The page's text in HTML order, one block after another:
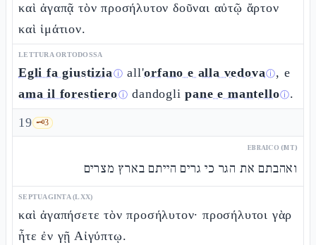
καὶ ἀγαπᾷ τὸν προσήλυτον δοῦναι αὐτῷ ἄρτον
καὶ ἱμάτιον.
LETTURA ORTODOSSA
Egli fa giustiziaⓘ all'orfano e alla vedovaⓘ, e
ama il forestieroⓘ dandoglipane e mantelloⓘ.
19 🗝️3
EBRAICO (MT)
ואהבתם את הגר כי גרים הייתם בארץ מצרים
SEPTUAGINTA (LXX)
καὶ ἀγαπήσετε τὸν προσήλυτον· προσήλυτοι γὰρ
ἦτε ἐν γῇ Αἰγύπτῳ.